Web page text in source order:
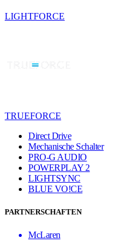
LIGHTFORCE
TRUEFORCE
Direct Drive
Mechanische Schalter
PRO-G AUDIO
POWERPLAY 2
LIGHTSYNC
BLUE VO!CE
PARTNERSCHAFTEN
McLaren